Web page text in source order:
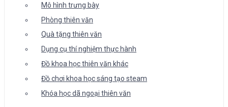
Mô hình trưng bày
Phòng thiên văn
Quà tặng thiên văn
Dụng cụ thí nghiệm thực hành
Đồ khoa học thiên văn khác
Đồ chơi khoa học sáng tạo steam
Khóa học dã ngoại thiên văn